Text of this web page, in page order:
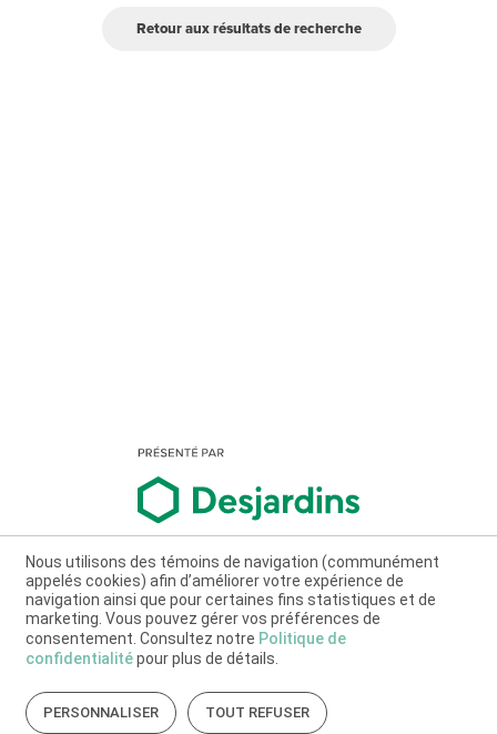
Retour aux résultats de recherche
Nous utilisons des témoins de navigation (communément
appelés cookies) afin d’améliorer votre expérience de
navigation ainsi que pour certaines fins statistiques et de
marketing. Vous pouvez gérer vos préférences de
consentement. Consultez notre Politique de
confidentialitépour plus de détails.
PERSONNALISER TOUT REFUSER